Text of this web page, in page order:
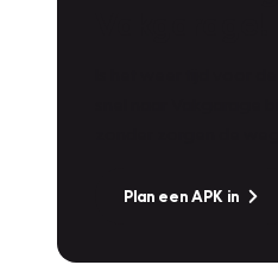
Plan een APK in